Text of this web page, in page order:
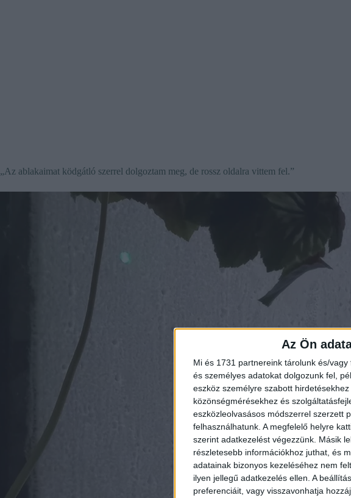
Az Ön
Mi és 1731 partnereink tárolunk és/
és személyes adatokat dolgozunk fel,
eszköz személyre szabott
közönségmérésekhez és
eszközleolvasásos módszerrel szerzett
felhasználhatunk. A megfelelő helyre
szerint adatkezelést végezzünk. Másik
részletesebb információkhoz juthat, és
adatainak bizonyos kezeléséhez nem
ilyen jellegű adatkezelés ellen. A
preferenciáit, vagy visszavonhatja
„Az ablakaimat ködgátló szerrel dolgoztam meg, de rossz oldalra vittem fel.”